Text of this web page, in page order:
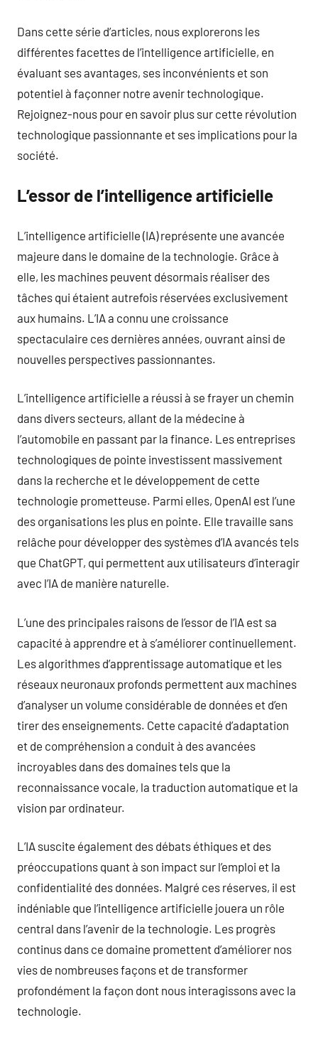
Dans cette série d’articles, nous explorerons les
différentes facettes de l’intelligence artificielle, en
évaluant ses avantages, ses inconvénients et son
potentiel à façonner notre avenir technologique.
Rejoignez-nous pour en savoir plus sur cette révolution
technologique passionnante et ses implications pour la
société.
L’essor de l’intelligence artificielle
L’intelligence artificielle (IA) représente une avancée
majeure dans le domaine de la technologie. Grâce à
elle, les machines peuvent désormais réaliser des
tâches qui étaient autrefois réservées exclusivement
aux humains. L’IA a connu une croissance
spectaculaire ces dernières années, ouvrant ainsi de
nouvelles perspectives passionnantes.
L’intelligence artificielle a réussi à se frayer un chemin
dans divers secteurs, allant de la médecine à
l’automobile en passant par la finance. Les entreprises
technologiques de pointe investissent massivement
dans la recherche et le développement de cette
technologie prometteuse. Parmi elles, OpenAI est l’une
des organisations les plus en pointe. Elle travaille sans
relâche pour développer des systèmes d’IA avancés tels
que ChatGPT, qui permettent aux utilisateurs d’interagir
avec l’IA de manière naturelle.
L’une des principales raisons de l’essor de l’IA est sa
capacité à apprendre et à s’améliorer continuellement.
Les algorithmes d’apprentissage automatique et les
réseaux neuronaux profonds permettent aux machines
d’analyser un volume considérable de données et d’en
tirer des enseignements. Cette capacité d’adaptation
et de compréhension a conduit à des avancées
incroyables dans des domaines tels que la
reconnaissance vocale, la traduction automatique et la
vision par ordinateur.
L’IA suscite également des débats éthiques et des
préoccupations quant à son impact sur l’emploi et la
confidentialité des données. Malgré ces réserves, il est
indéniable que l’intelligence artificielle jouera un rôle
central dans l’avenir de la technologie. Les progrès
continus dans ce domaine promettent d’améliorer nos
vies de nombreuses façons et de transformer
profondément la façon dont nous interagissons avec la
technologie.